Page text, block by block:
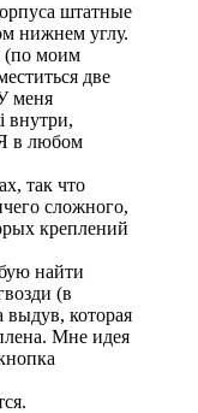
штатные
нижнем углу.
(по моим
две
меня
внутри,
в любом
так что
сложного,
креплений
найти
(в
выдув, которая
Мне идея